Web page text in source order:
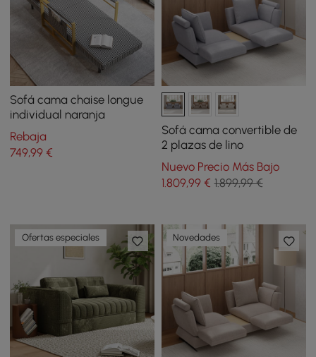
Sofá cama chaise longue
individual naranja
Rebaja
749,99 €
Sofá cama convertible de
2 plazas de lino
Nuevo Precio Más Bajo
1.809,99€ 1.899,99 €
Ofertas especiales Novedades